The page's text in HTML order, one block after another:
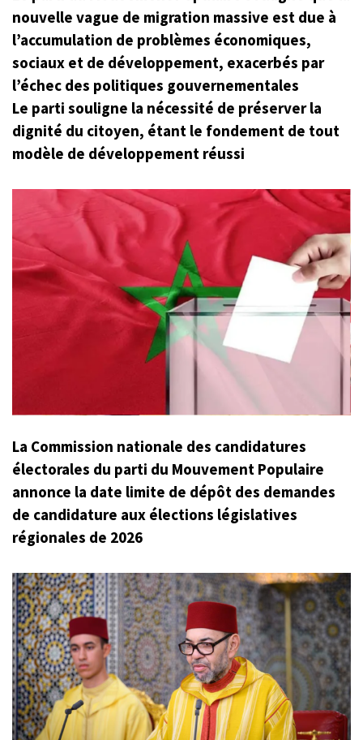
nouvelle vague de migration massive est due à
l’accumulation de problèmes économiques,
sociaux et de développement, exacerbés par
l’échec des politiques gouvernementales
Le parti souligne la nécessité de préserver la
dignité du citoyen, étant le fondement de tout
modèle de développement réussi
La Commission nationale des candidatures
électorales du parti du Mouvement Populaire
annonce la date limite de dépôt des demandes
de candidature aux élections législatives
régionales de 2026